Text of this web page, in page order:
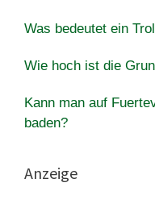
Was bedeutet ein
Wie hoch ist die
Kann man auf
baden?
Anzeige